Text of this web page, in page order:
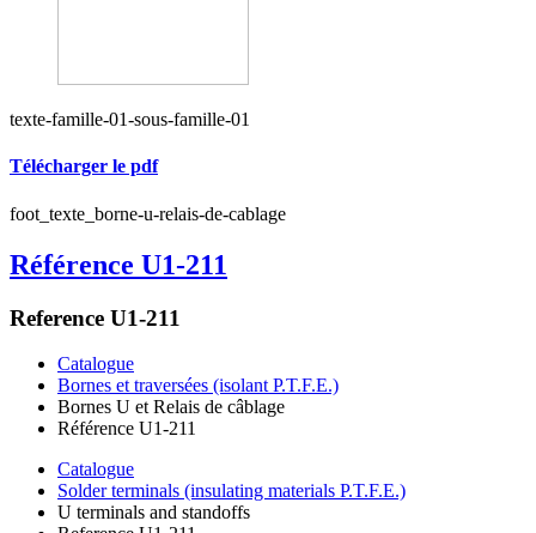
texte-famille-01-sous-famille-01
Télécharger le pdf
foot_texte_borne-u-relais-de-cablage
Référence U1-211
Reference U1-211
Catalogue
Bornes et traversées (isolant P.T.F.E.)
Bornes U et Relais de câblage
Référence U1-211
Catalogue
Solder terminals (insulating materials P.T.F.E.)
U terminals and standoffs